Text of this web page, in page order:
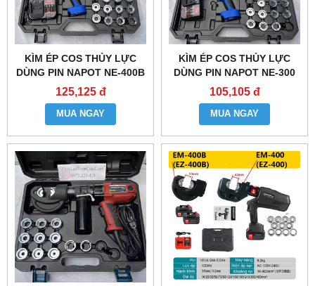
KÌM ÉP COS THỦY LỰC
DÙNG PIN NAPOT NE-400B
125,125 đ
MUA NGAY
KÌM ÉP COS THỦY LỰC
DÙNG PIN NAPOT NE-300
105,105 đ
MUA NGAY